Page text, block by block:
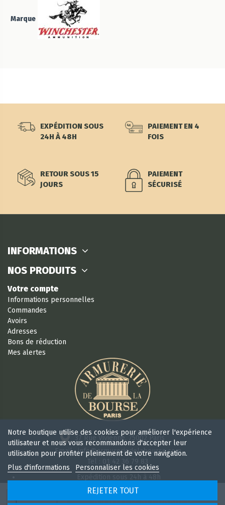
AJOUTER AU PANIER
Marque
EXPÉDITION SOUS
24H À 48H
PAIEMENT EN 4
FOIS
RETOUR SOUS 15
JOURS
PAIEMENT
SÉCURISÉ
INFORMATIONS
NOS PRODUITS
Votre compte
Informations personnelles
Commandes
Avoirs
Adresses
Bons de réduction
Mes alertes
37 Rue Vivienne, 75002 Paris
Email : info@armureriedelabourse.com
Retour sous 15 jours
Notre boutique utilise des cookies pour améliorer l'expérience
utilisateur et nous vous recommandons d'accepter leur
utilisation pour profiter pleinement de votre navigation.
Plus d'informations
Personnaliser les cookies
REJETER TOUT